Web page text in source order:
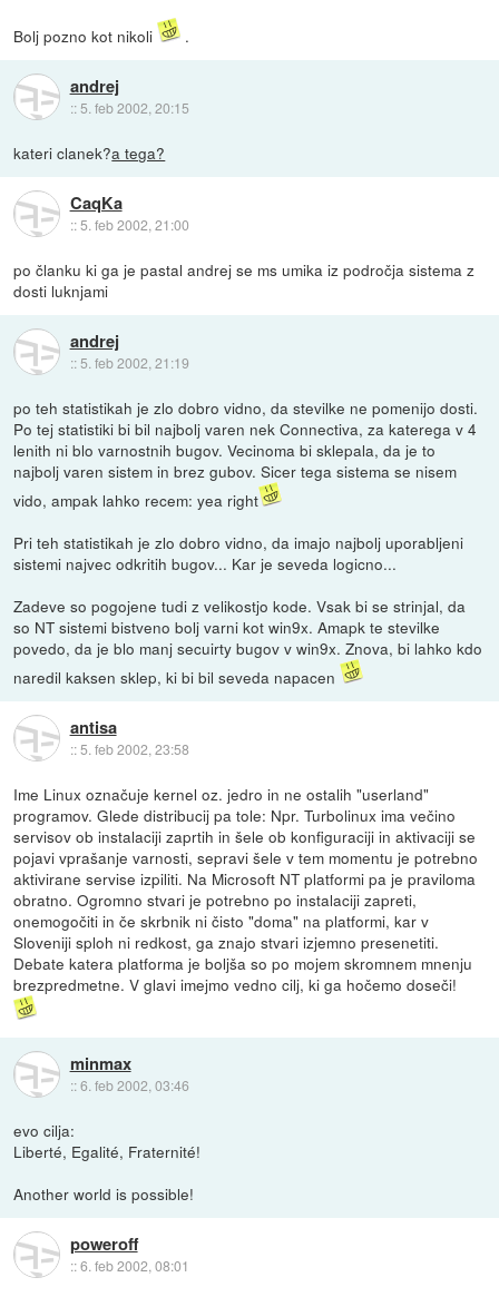
Bolj pozno kot nikoli .
andrej
:: 5. feb 2002, 20:15
kateri clanek?a tega?
CaqKa
::5. feb 2002, 21:00
po članku ki ga je pastal andrej se ms umika iz področja sistema z
dosti luknjami
andrej
:: 5. feb 2002, 21:19
po teh statistikah je zlo dobro vidno, da stevilke ne pomenijo dosti.
Po tej statistiki bi bil najbolj varen nek Connectiva, za katerega v 4
lenith ni blo varnostnih bugov. Vecinoma bi sklepala, da je to
najbolj varen sistem in brez gubov. Sicer tega sistema se nisem
vido, ampak lahko recem: yea right
Pri teh statistikah je zlo dobro vidno, da imajo najbolj uporabljeni
sistemi najvec odkritih bugov... Kar je seveda logicno...
Zadeve so pogojene tudi z velikostjo kode. Vsak bi se strinjal, da
so NT sistemi bistveno bolj varni kot win9x. Amapk te stevilke
povedo, da je blo manj secuirty bugov v win9x. Znova, bi lahko kdo
naredil kaksen sklep, ki bi bil seveda napacen
antisa
::5. feb 2002, 23:58
Ime Linux označuje kernel oz. jedro in ne ostalih "userland"
programov. Glede distribucij pa tole: Npr. Turbolinux ima večino
servisov ob instalaciji zaprtih in šele ob konfiguraciji in aktivaciji se
pojavi vprašanje varnosti, sepravi šele v tem momentu je potrebno
aktivirane servise izpiliti. Na Microsoft NT platformi pa je praviloma
obratno. Ogromno stvari je potrebno po instalaciji zapreti,
onemogočiti in če skrbnik ni čisto "doma" na platformi, kar v
Sloveniji sploh ni redkost, ga znajo stvari izjemno presenetiti.
Debate katera platforma je boljša so po mojem skromnem mnenju
brezpredmetne. V glavi imejmo vedno cilj, ki ga hočemo doseči!
minmax
::6. feb 2002, 03:46
evo cilja:
Liberté, Egalité, Fraternité!
Another world is possible!
poweroff
::6. feb 2002, 08:01